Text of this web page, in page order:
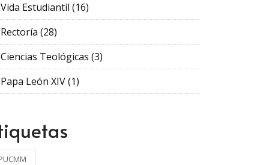
Vida Estudiantil (16)
Rectoría (28)
Ciencias Teológicas (3)
Papa León XIV(1)